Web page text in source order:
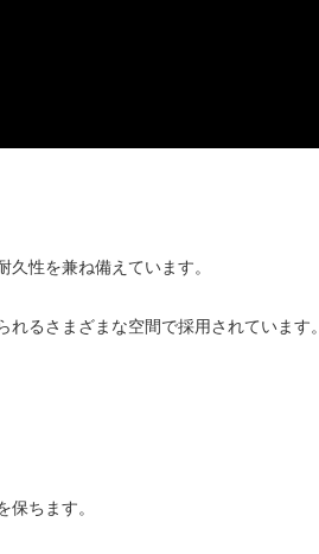
性を兼ね備えています。
るさまざまな空間で採用されています。
ちます。